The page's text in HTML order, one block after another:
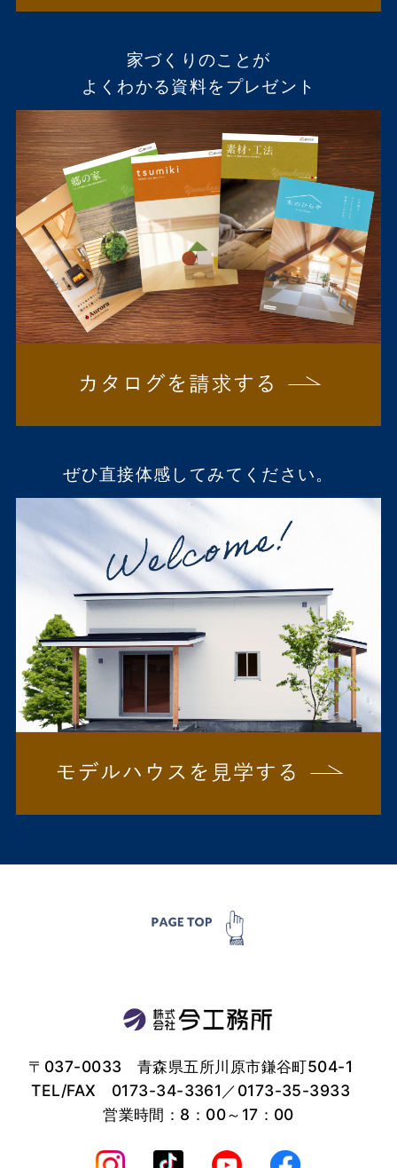
家づくりのことが
よくわかる資料をプレゼント
ぜひ直接体感してみてください。
〒037-0033 青森県五所川原市鎌谷町504-1
TEL/FAX 0173-34-3361 ／0173-35-3933
営業時間：8：00～17：00